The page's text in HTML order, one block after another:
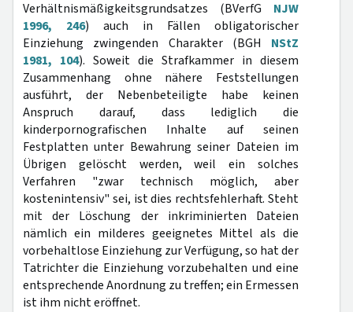
Verhältnismäßigkeitsgrundsatzes (BVerfG NJW
1996, 246) auch in Fällen obligatorischer
Einziehung zwingenden Charakter (BGH NStZ
1981, 104). Soweit die Strafkammer in diesem
Zusammenhang ohne nähere Feststellungen
ausführt, der Nebenbeteiligte habe keinen
Anspruch darauf, dass lediglich die
kinderpornografischen Inhalte auf seinen
Festplatten unter Bewahrung seiner Dateien im
Übrigen gelöscht werden, weil ein solches
Verfahren "zwar technisch möglich, aber
kostenintensiv" sei, ist dies rechtsfehlerhaft. Steht
mit der Löschung der inkriminierten Dateien
nämlich ein milderes geeignetes Mittel als die
vorbehaltlose Einziehung zur Verfügung, so hat der
Tatrichter die Einziehung vorzubehalten und eine
entsprechende Anordnung zu treffen; ein Ermessen
ist ihm nicht eröffnet.